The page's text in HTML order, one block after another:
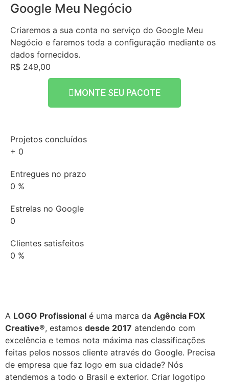
Google Meu Negócio
Criaremos a sua conta no serviço do Google Meu
Negócio e faremos toda a configuração mediante os
dados fornecidos.
R$ 249,00
MONTE SEU PACOTE
Projetos concluídos
+ 0
Entregues no prazo
0 %
Estrelas no Google
0
Clientes satisfeitos
0 %
A LOGO Profissional é uma marca da Agência FOX
Creative®, estamos desde 2017 atendendo com
excelência e temos nota máxima nas classificações
feitas pelos nossos cliente através do Google. Precisa
de empresa que faz logo em sua cidade? Nós
atendemos a todo o Brasil e exterior. Criar logotipo